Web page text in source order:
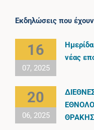
Εκδηλώσεις που
16
07, 2025
νέας
20
06, 2025
ΘΡΑΚΗΣ